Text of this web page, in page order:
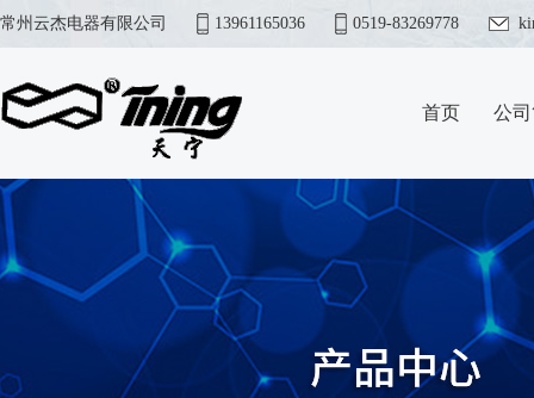
常州云杰电器有限公司 13961165036 0519-83269778
首页 公